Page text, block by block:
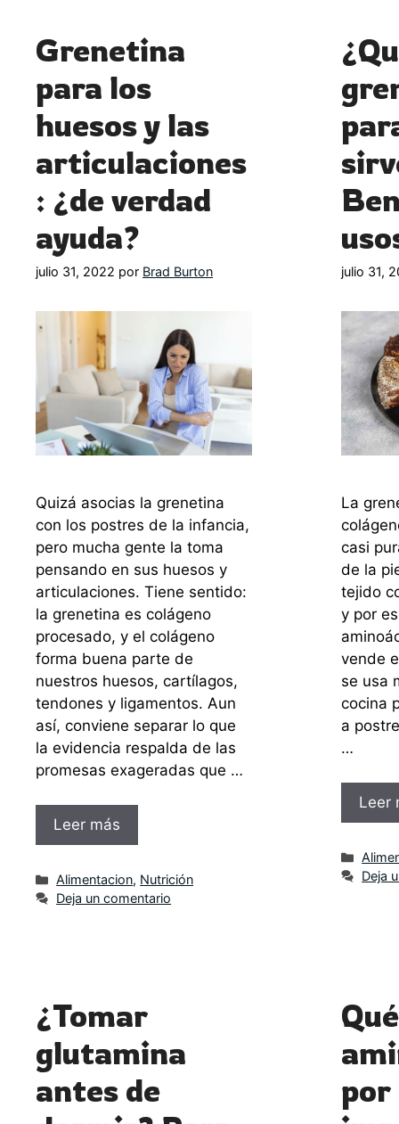
Grenetina
para los
huesos y las
articulaciones
: ¿de verdad
ayuda?
julio 31, 2022 por Brad Burton
Quizá asocias la grenetina
con los postres de la infancia,
pero mucha gente la toma
pensando en sus huesos y
articulaciones. Tiene sentido:
la grenetina es colágeno
procesado, y el colágeno
forma buena parte de
nuestros huesos, cartílagos,
tendones y ligamentos. Aun
así, conviene separar lo que
la evidencia respalda de las
promesas exageradas que …
Leer más
Categorías
Alimentacion, Nutrición
Deja un comentario
julio 31,
La
casi
de la
tejido
y por
vende
se usa
cocina
a
…
Leer
Deja
¿Tomar
glutamina
antes de
por